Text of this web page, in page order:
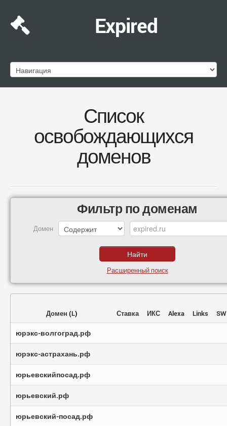
Expired
Список
освобождающихся
доменов
Фильтр по доменам
Домен
Расширенный поиск
Домен (L) Ставка ИКС Alexa Links SW
юрэкс-волгоград.рф
юрэкс-астрахань.рф
юрьевскийпосад.рф
юрьевский.рф
юрьевский-посад.рф